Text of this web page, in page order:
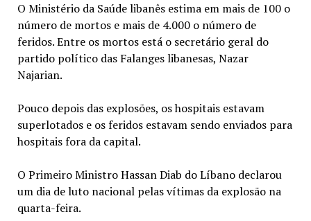
O Ministério da Saúde libanês estima em mais de 100 o
número de mortos e mais de 4.000 o número de
feridos. Entre os mortos está o secretário geral do
partido político das Falanges libanesas, Nazar
Najarian.
Pouco depois das explosões, os hospitais estavam
superlotados e os feridos estavam sendo enviados para
hospitais fora da capital.
O Primeiro Ministro Hassan Diab do Líbano declarou
um dia de luto nacional pelas vítimas da explosão na
quarta-feira.